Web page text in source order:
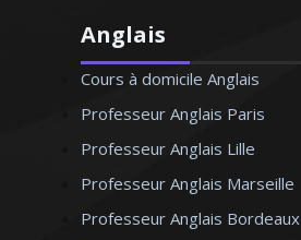
Anglais
Cours à domicile Anglais
Professeur Anglais Paris
Professeur Anglais Lille
Professeur Anglais Marseille
Professeur Anglais Bordeaux